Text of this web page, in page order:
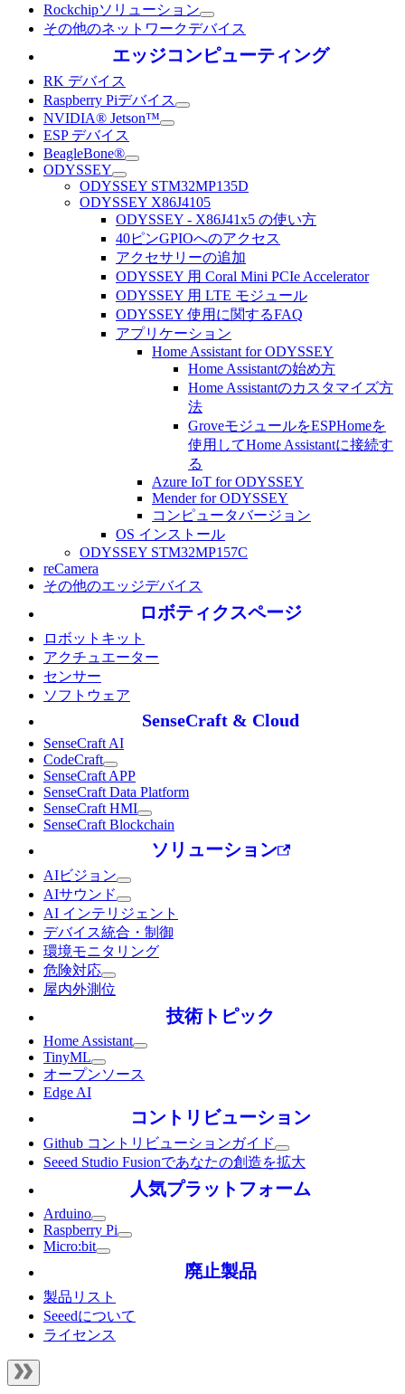
Rockchipソリューション
その他のネットワークデバイス
エッジコンピューティング
RK デバイス
Raspberry Piデバイス
NVIDIA® Jetson™
ESP デバイス
BeagleBone®
ODYSSEY
ODYSSEY STM32MP135D
ODYSSEY X86J4105
ODYSSEY - X86J41x5 の使い方
40ピンGPIOへのアクセス
アクセサリーの追加
ODYSSEY 用 Coral Mini PCIe Accelerator
ODYSSEY 用 LTE モジュール
ODYSSEY 使用に関するFAQ
アプリケーション
Home Assistant for ODYSSEY
Home Assistantの始め方
Home Assistantのカスタマイズ方
法
GroveモジュールをESPHomeを
使用してHome Assistantに接続す
る
Azure IoT for ODYSSEY
Mender for ODYSSEY
コンピュータバージョン
OS インストール
ODYSSEY STM32MP157C
reCamera
その他のエッジデバイス
ロボティクスページ
ロボットキット
アクチュエーター
センサー
ソフトウェア
SenseCraft & Cloud
SenseCraft AI
CodeCraft
SenseCraft APP
SenseCraft Data Platform
SenseCraft HMI
SenseCraft Blockchain
ソリューション
AIビジョン
AIサウンド
AI インテリジェント
デバイス統合・制御
環境モニタリング
危険対応
屋内外測位
技術トピック
Home Assistant
TinyML
オープンソース
Edge AI
コントリビューション
Github コントリビューションガイド
Seeed Studio Fusionであなたの創造を拡大
人気プラットフォーム
Arduino
Raspberry Pi
Micro:bit
廃止製品
製品リスト
Seeedについて
ライセンス